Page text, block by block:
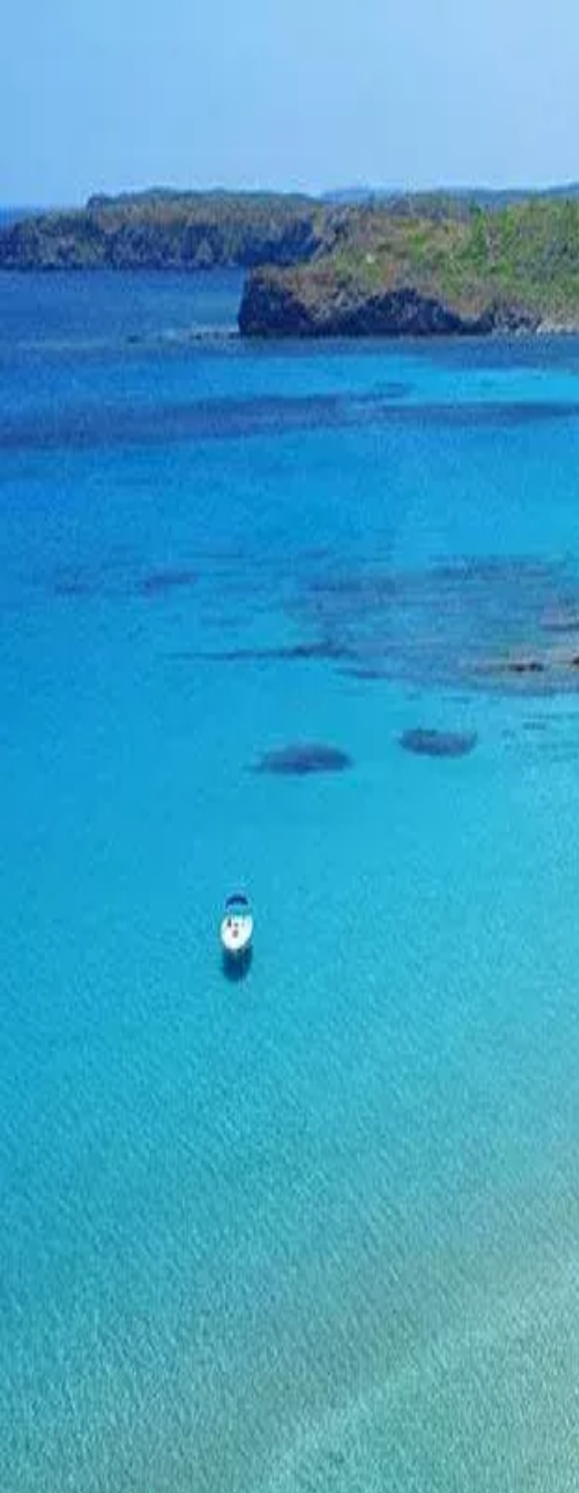
Agenda
Menorca
Pueblos Cultura Reserva de la Biosfera
Comer & Beber
Servicios Actividades Compras
Español
Agenda
Menorca
Guía
Tips
Español
Cala Presili
...
Menorca Explorer
Playas
Playas del norte
Cala Presili